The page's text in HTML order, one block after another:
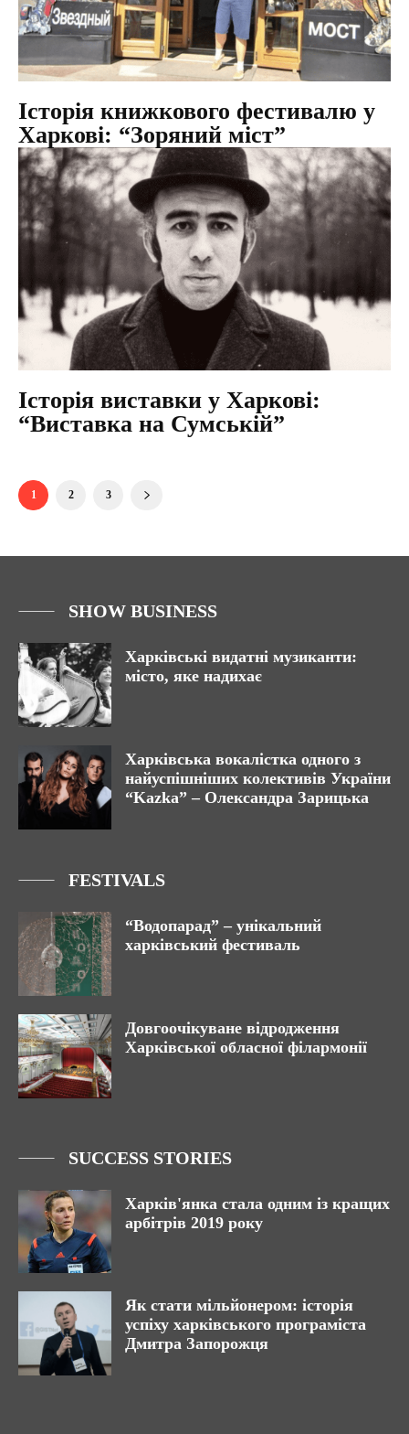
Історія книжкового фестивалю у
Харкові: “Зоряний міст”
Історія виставки у Харкові:
“Виставка на Сумській”
1 2 3
SHOW BUSINESS
Харківські видатні музиканти:
місто, яке надихає
Харківська вокалістка одного з
найуспішніших колективів України
“Kazka” – Олександра Зарицька
FESTIVALS
“Водопарад” – унікальний
харківський фестиваль
Довгоочікуване відродження
Харківської обласної філармонії
SUCCESS STORIES
Харків'янка стала одним із кращих
арбітрів 2019 року
Як стати мільйонером: історія
успіху харківського програміста
Дмитра Запорожця